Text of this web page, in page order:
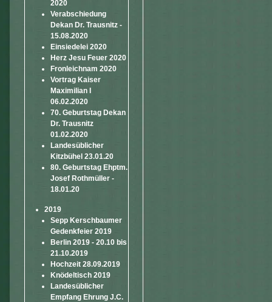
2020
Verabschiedung
Dekan Dr. Trausnitz -
15.08.2020
Einsiedelei 2020
Herz Jesu Feuer 2020
Fronleichnam 2020
Vortrag Kaiser
Maximilian I
06.02.2020
70. Geburtstag Dekan
Dr. Trausnitz
01.02.2020
Landesüblicher
Kitzbühel 23.01.20
80. Geburtstag Ehptm.
Josef Rothmüller -
18.01.20
2019
Sepp Kerschbaumer
Gedenkfeier 2019
Berlin 2019 - 20.10 bis
21.10.2019
Hochzeit 28.09.2019
Knödeltisch 2019
Landesüblicher
Empfang Ehrung J.C.